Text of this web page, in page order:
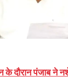
के दौरान पंजाब ने